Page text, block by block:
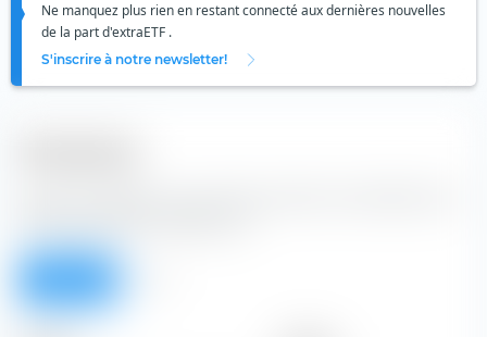
Ne manquez plus rien en restant connecté aux dernières nouvelles
de la part d'extraETF .
S'inscrire à notre newsletter!